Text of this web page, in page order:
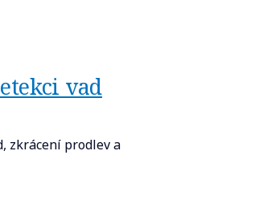
vad
zkrácení prodlev a